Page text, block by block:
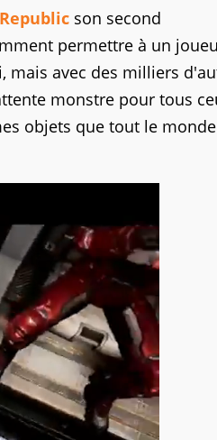
son second
permettre à un
mais avec des milliers
monstre pour tous
objets que tout le